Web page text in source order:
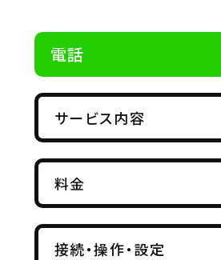
電話
サービス内容
料金
接続・操作・設定